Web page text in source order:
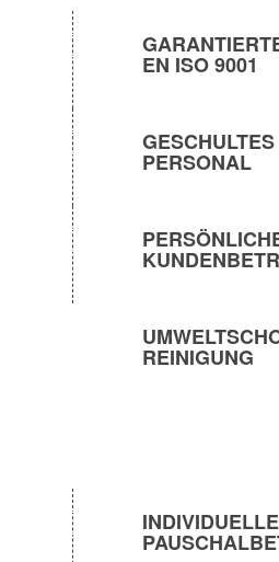
EN ISO 9001
PERSONAL
REINIGUNG